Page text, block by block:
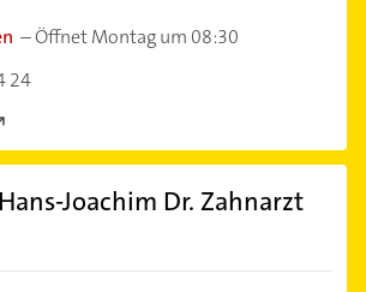
–Öffnet Montag um 08:30
24
Joachim Dr. Zahnarzt